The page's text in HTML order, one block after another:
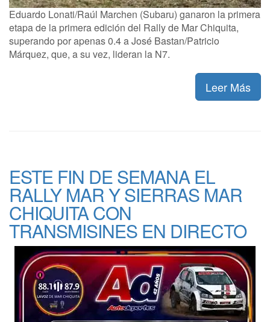
Eduardo Lonati/Raúl Marchen (Subaru) ganaron la primera
etapa de la primera edición del Rally de Mar Chiquita,
superando por apenas 0.4 a José Bastan/Patricio
Márquez, que, a su vez, lideran la N7.
Leer Más
ESTE FIN DE SEMANA EL
RALLY MAR Y SIERRAS MAR
CHIQUITA CON
TRANSMISINES EN DIRECTO